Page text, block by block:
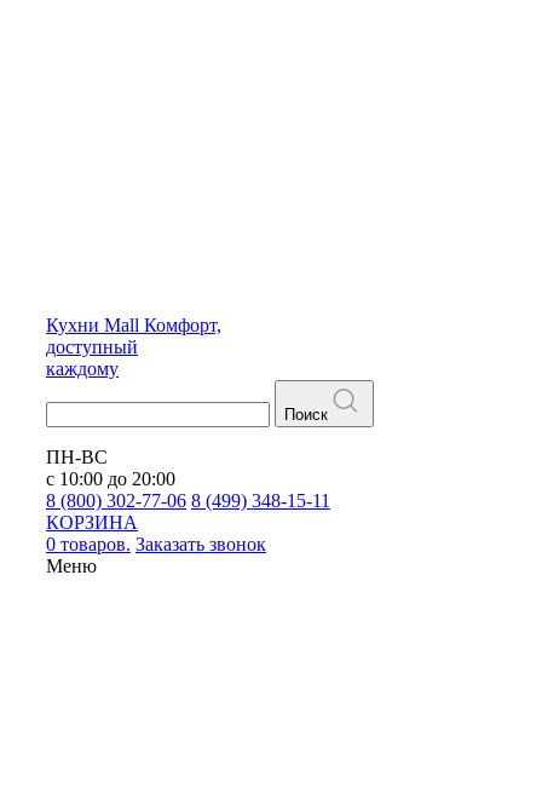
Кухни Mall Комфорт,
доступный
каждому
Поиск
ПН-ВС
с 10:00 до 20:00
8 (800) 302-77-06 8 (499) 348-15-11
КОРЗИНА
0 товаров. Заказать звонок
Меню